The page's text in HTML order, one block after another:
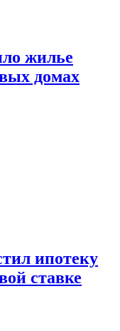
жилье
домах
ипотеку
ставке